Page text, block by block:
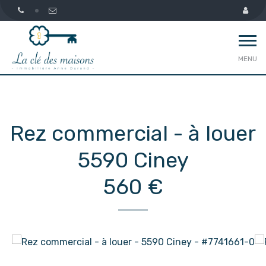
MENU
Rez commercial - à louer
5590 Ciney
560 €